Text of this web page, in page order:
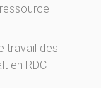
travail des
en RDC